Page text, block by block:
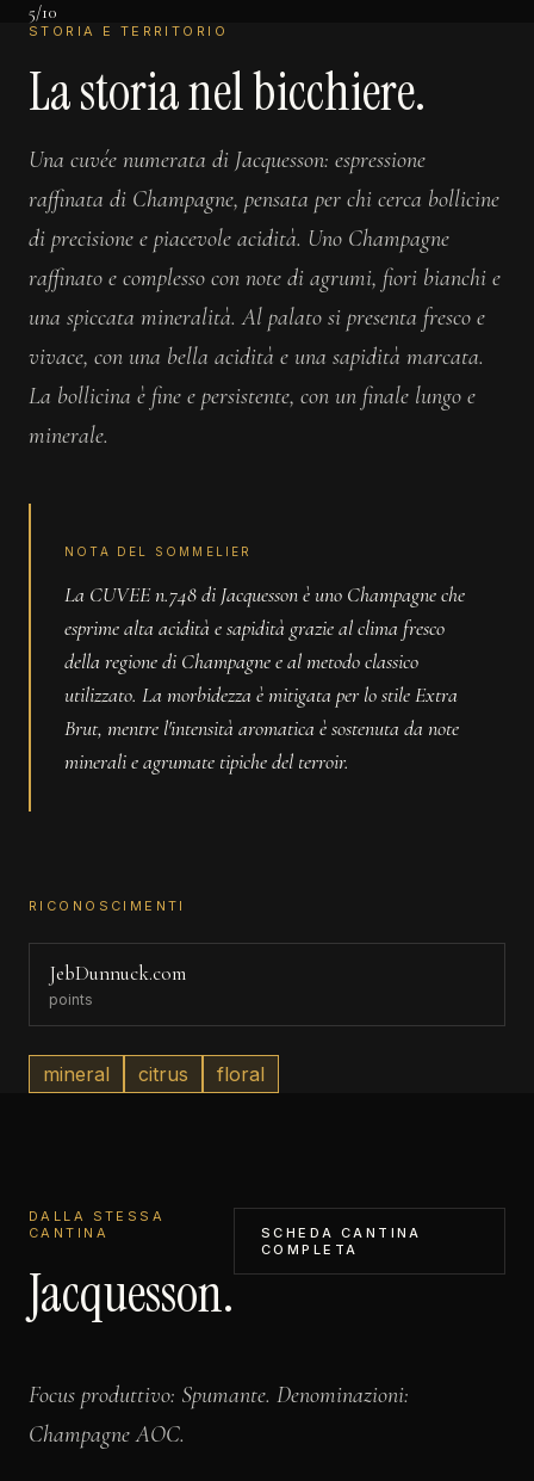
5/10
STORIA E TERRITORIO
La storia nel bicchiere.
Una cuvée numerata di Jacquesson: espressione
raffinata di Champagne, pensata per chi cerca bollicine
di precisione e piacevole acidità. Uno Champagne
raffinato e complesso con note di agrumi, fiori bianchi e
una spiccata mineralità. Al palato si presenta fresco e
vivace, con una bella acidità e una sapidità marcata.
La bollicina è fine e persistente, con un finale lungo e
minerale.
NOTA DEL SOMMELIER
La CUVEE n.748 di Jacquesson è uno Champagne che
esprime alta acidità e sapidità grazie al clima fresco
della regione di Champagne e al metodo classico
utilizzato. La morbidezza è mitigata per lo stile Extra
Brut, mentre l'intensità aromatica è sostenuta da note
minerali e agrumate tipiche del terroir.
RICONOSCIMENTI
JebDunnuck.com
points
mineral citrus floral
DALLA STESSA
CANTINA
Jacquesson.
SCHEDA CANTINA
COMPLETA
Focus produttivo: Spumante. Denominazioni:
Champagne AOC.